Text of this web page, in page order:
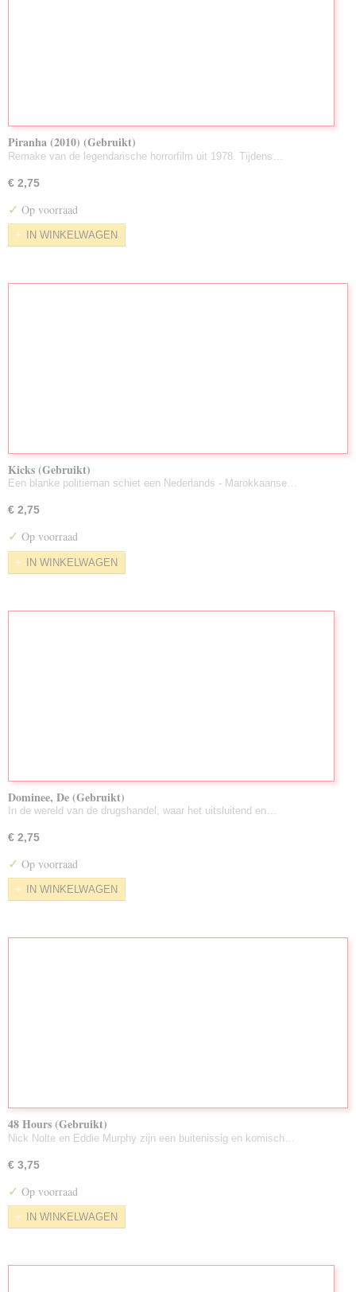
Piranha (2010) (Gebruikt)
Remake van de legendarische horrorfilm uit 1978. Tijdens…
€ 2,75
✓ Op voorraad
IN WINKELWAGEN
Kicks (Gebruikt)
Een blanke politieman schiet een Nederlands - Marokkaanse…
€ 2,75
✓ Op voorraad
IN WINKELWAGEN
Dominee, De (Gebruikt)
In de wereld van de drugshandel, waar het uitsluitend en…
€ 2,75
✓ Op voorraad
IN WINKELWAGEN
48 Hours (Gebruikt)
Nick Nolte en Eddie Murphy zijn een buitenissig en komisch…
€ 3,75
✓ Op voorraad
IN WINKELWAGEN